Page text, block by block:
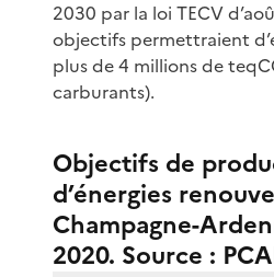
2030 par la loi TECV
objectifs permettraient
plus de 4 millions de
carburants).
Objectifs de
d’énergies
Champagne-
2020. Source :